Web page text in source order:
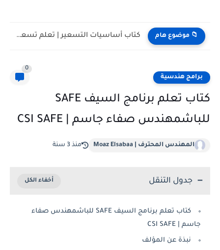
📁 موضوع هام كتاب أساسيات التسعير | تعلم تسعير جميع البنود
برامج هندسية
0
كتاب تعلم برنامج السيف SAFE
للباشمهندس صفاء جاسم | CSI SAFE
المهندس المحترف | Moaz Elsabaa منذ 3 سنة
جدول التنقل
كتاب تعلم برنامج السيف SAFE للباشمهندس صفاء
جاسم | CSI SAFE
نبذة عن المؤلف